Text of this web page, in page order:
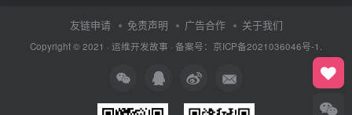
友链申请 免责声明 广告合作 关于我们
Copyright © 2021 · 运维开发故事 · 备案号：京ICP备2021036046号-1.